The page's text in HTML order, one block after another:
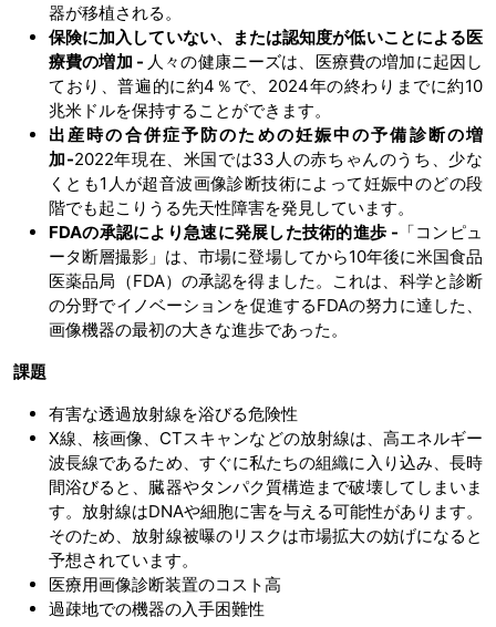
器が移植される。
保険に加入していない、または認知度が低いことによる医
療費の増加 - 人々の健康ニーズは、医療費の増加に起因し
ており、普遍的に約4％で、2024年の終わりまでに約10
兆米ドルを保持することができます。
出産時の合併症予防のための妊娠中の予備診断の増
加-2022年現在、米国では33人の赤ちゃんのうち、少な
くとも1人が超音波画像診断技術によって妊娠中のどの段
階でも起こりうる先天性障害を発見しています。
FDAの承認により急速に発展した技術的進歩 - 「コンピュ
ータ断層撮影」は、市場に登場してから10年後に米国食品
医薬品局（FDA）の承認を得ました。これは、科学と診断
の分野でイノベーションを促進するFDAの努力に達した、
画像機器の最初の大きな進歩であった。
課題
有害な透過放射線を浴びる危険性
X線、核画像、CTスキャンなどの放射線は、高エネルギー
波長線であるため、すぐに私たちの組織に入り込み、長時
間浴びると、臓器やタンパク質構造まで破壊してしまいま
す。放射線はDNAや細胞に害を与える可能性があります。
そのため、放射線被曝のリスクは市場拡大の妨げになると
予想されています。
医療用画像診断装置のコスト高
過疎地での機器の入手困難性